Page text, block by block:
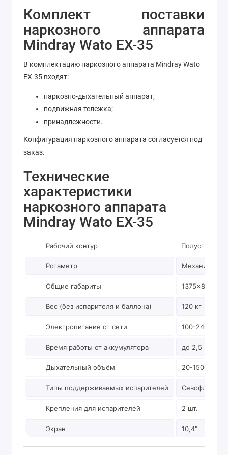
Комплект поставки
наркозного аппарата
Mindray Wato EX-35
В комплектацию наркозного аппарата Mindray Wato
EX-35 входят:
наркозно-дыхательный аппарат;
подвижная тележка;
принадлежности.
Конфигурация наркозного аппарата согласуется под
заказ.
Технические
характеристики
наркозного аппарата
Mindray Wato EX-35
Рабочий контур
Ротаметр
Общие габариты
Вес (без испарителя и баллона) 120 кг
Электропитание от сети 100-240 В
Время работы от аккумулятора до 2,5 часов
Дыхательный объём 20-1500 мл
Типы поддерживаемых испарителей Севофлуран,
Крепления для испарителей 2 шт.
Экран 10,4"